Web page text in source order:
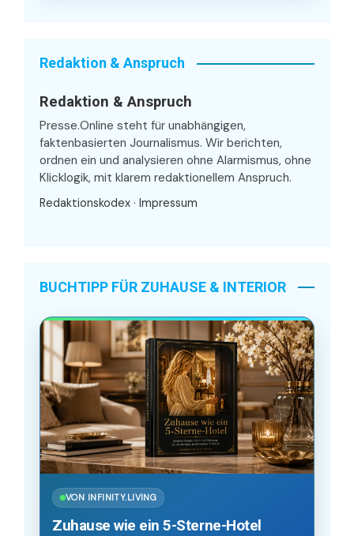
Redaktion & Anspruch
Redaktion & Anspruch
Presse.Online steht für unabhängigen,
faktenbasierten Journalismus. Wir berichten,
ordnen ein und analysieren ohne Alarmismus, ohne
Klicklogik, mit klarem redaktionellem Anspruch.
Redaktionskodex · Impressum
BUCHTIPP FÜR ZUHAUSE & INTERIOR
VON INFINITY.LIVING
Zuhause wie ein 5-Sterne-Hotel